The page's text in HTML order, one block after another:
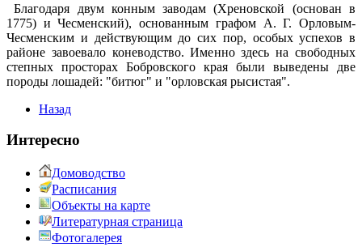
Благодаря двум конным заводам (Хреновской (основан в
1775) и Чесменский), основанным графом А. Г. Орловым-
Чесменским и действующим до сих пор, особых успехов в
районе завоевало коневодство. Именно здесь на свободных
степных просторах Бобровского края были выведены две
породы лошадей: "битюг" и "орловская рысистая".
Назад
Интересно
Домоводство
Расписания
Объекты на карте
Литературная страница
Фотогалерея